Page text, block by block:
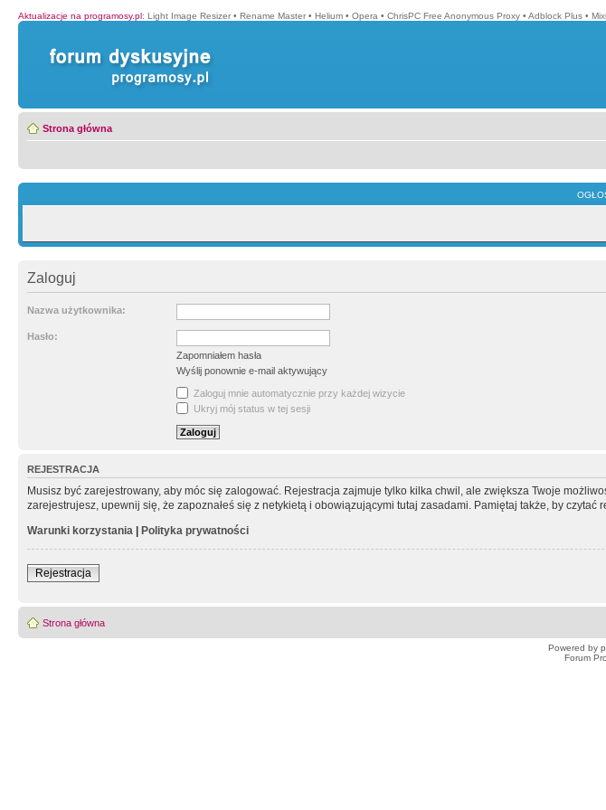
Aktualizacje na programosy.pl: Light Image Resizer • Rename Master • Helium • Opera • ChrisPC Free Anonymous Proxy • Adblock Plus •
Strona główna
Zaloguj
Nazwa użytkownika:
Hasło:
Zapomniałem hasła
Wyślij ponownie e-mail aktywujący
Zaloguj mnie automatycznie przy każdej wizycie
Ukryj mój status w tej sesji
REJESTRACJA
Musisz być zarejestrowany, aby móc się zalogować. Rejestracja zajmuje tylko kilka chwil, ale zwiększa Twoje
zarejestrujesz, upewnij się, że zapoznałeś się z netykietą i obowiązującymi tutaj zasadami. Pamiętaj także, by czytać
Warunki korzystania | Polityka prywatności
Rejestracja
Strona główna
Powered by
Forum